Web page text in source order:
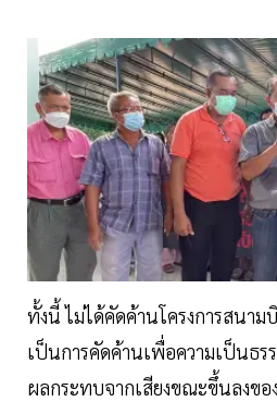
ทั้งนี้ ไม่ได้คัดค้านโครงการสนา
เป็นการคัดค้านเพื่อความเป็นธร
ผลกระทบจากเสียงขณะขึ้นลงขอ